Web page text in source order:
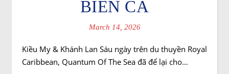
BIỂN CẢ
March 14, 2026
Kiều My & Khánh Lan Sáu ngày trên du thuyền Royal
Caribbean, Quantum Of The Sea đã để lại cho…